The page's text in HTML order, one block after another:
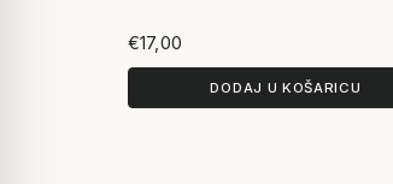
€17,00
DODAJ U KOŠARICU